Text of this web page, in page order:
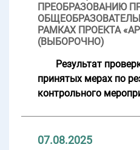
ПРЕОБРАЗОВАНИЮ
РАМКАХ ПРОЕКТА
(ВЫБОРОЧНО)
Результат
принятых мерах по
контрольного
07.08.2025